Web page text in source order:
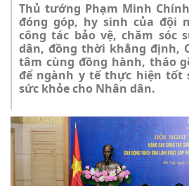
Thủ tướng Phạm Minh
đóng góp, hy sinh của đội
công tác bảo vệ, chăm sóc
dân, đồng thời khẳng định,
tâm cùng đồng hành, tháo
để ngành y tế thực hiện tốt
sức khỏe cho Nhân dân.